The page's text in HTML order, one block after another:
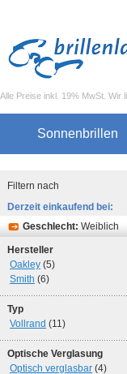
Alle Preise inkl. 19% MwSt. Wir
Sonnenbrillen
Filtern nach
Derzeit einkaufend bei:
Geschlecht: Weiblich
Hersteller
Oakley (5)
Smith (6)
Typ
Vollrand (11)
Optische Verglasung
Optisch verglasbar (4)